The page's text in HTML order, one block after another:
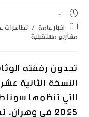
اخبار عامة / تظاهرات
مشاريع مستقبلية
تجدون رفقته
النسخة الثانية
2025 في